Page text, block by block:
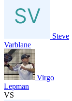
Steve
Varblane
Virgo
Lepman
VS